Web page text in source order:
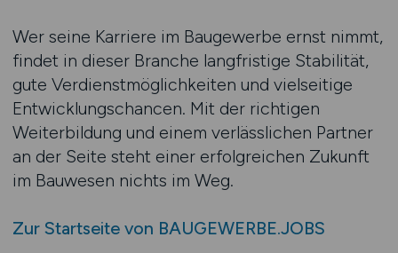
Wer seine Karriere im Baugewerbe ernst nimmt,
findet in dieser Branche langfristige Stabilität,
gute Verdienstmöglichkeiten und vielseitige
Entwicklungschancen. Mit der richtigen
Weiterbildung und einem verlässlichen Partner
an der Seite steht einer erfolgreichen Zukunft
im Bauwesen nichts im Weg.
Zur Startseite von BAUGEWERBE.JOBS